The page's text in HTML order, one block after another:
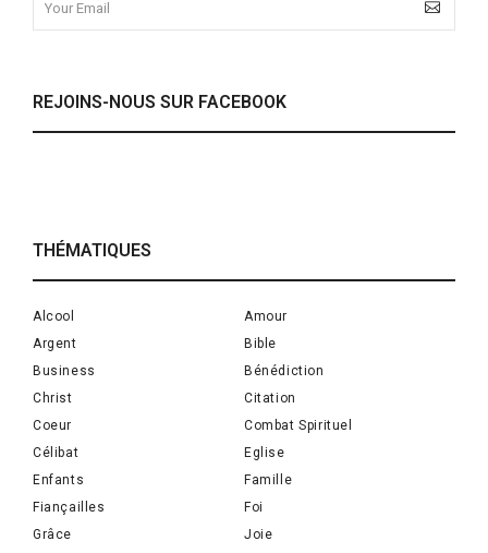
REJOINS-NOUS SUR FACEBOOK
THÉMATIQUES
Alcool
Amour
Argent
Bible
Business
Bénédiction
Christ
Citation
Coeur
Combat Spirituel
Célibat
Eglise
Enfants
Famille
Fiançailles
Foi
Grâce
Joie